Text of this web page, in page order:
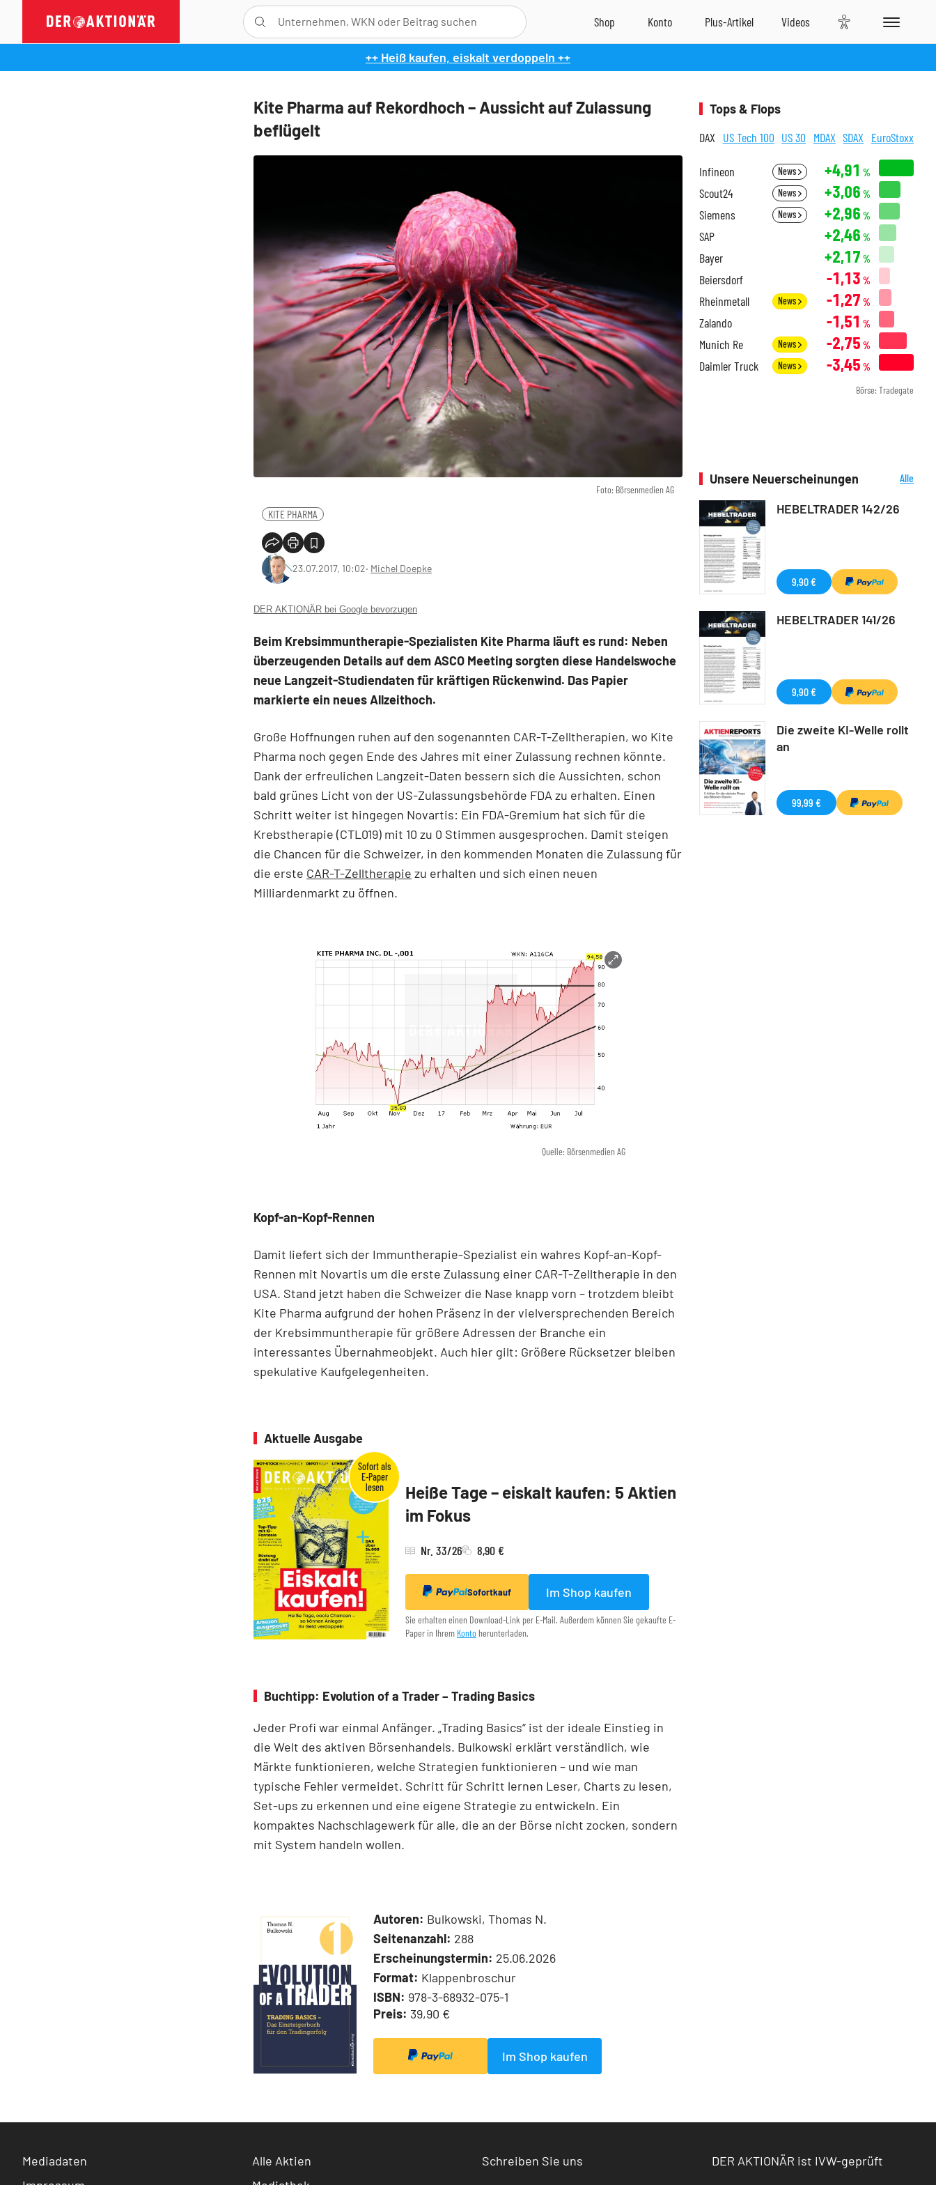
++ Heiß kaufen, eiskalt verdoppeln ++
Kite Pharma auf Rekordhoch – Aussicht auf Zulassung
beflügelt
Foto: Börsenmedien AG
KITE PHARMA
23.07.2017, 10:02‧ Michel Doepke
DER AKTIONÄR bei Google bevorzugen
Beim Krebsimmuntherapie-Spezialisten Kite Pharma läuft es rund: Neben
überzeugenden Details auf dem ASCO Meeting sorgten diese Handelswoche
neue Langzeit-Studiendaten für kräftigen Rückenwind. Das Papier
markierte ein neues Allzeithoch.
Große Hoffnungen ruhen auf den sogenannten CAR-T-Zelltherapien, wo Kite
Pharma noch gegen Ende des Jahres mit einer Zulassung rechnen könnte.
Dank der erfreulichen Langzeit-Daten bessern sich die Aussichten, schon
bald grünes Licht von der US-Zulassungsbehörde FDA zu erhalten. Einen
Schritt weiter ist hingegen Novartis: Ein FDA-Gremium hat sich für die
Krebstherapie (CTL019) mit 10 zu 0 Stimmen ausgesprochen. Damit steigen
die Chancen für die Schweizer, in den kommenden Monaten die Zulassung für
die erste CAR-T-Zelltherapie zu erhalten und sich einen neuen
Milliardenmarkt zu öffnen.
Quelle: Börsenmedien AG
Kopf-an-Kopf-Rennen
Damit liefert sich der Immuntherapie-Spezialist ein wahres Kopf-an-Kopf-
Rennen mit Novartis um die erste Zulassung einer CAR-T-Zelltherapie in den
USA. Stand jetzt haben die Schweizer die Nase knapp vorn – trotzdem bleibt
Kite Pharma aufgrund der hohen Präsenz in der vielversprechenden Bereich
der Krebsimmuntherapie für größere Adressen der Branche ein
interessantes Übernahmeobjekt. Auch hier gilt: Größere Rücksetzer bleiben
spekulative Kaufgelegenheiten.
Aktuelle Ausgabe
Heiße Tage – eiskalt kaufen: 5 Aktien
im Fokus
Nr. 33/26 8,90 €
Sofortkauf Im Shop kaufen
Sie erhalten einen Download-Link per E-Mail. Außerdem können Sie gekaufte E-
Paper in Ihrem Konto herunterladen.
Buchtipp: Evolution of a Trader – Trading Basics
Jeder Profi war einmal Anfänger. „Trading Basics“ ist der ideale Einstieg in
die Welt des aktiven Börsenhandels. Bulkowski erklärt verständlich, wie
Märkte funktionieren, welche Strategien funktionieren – und wie man
typische Fehler vermeidet. Schritt für Schritt lernen Leser, Charts zu lesen,
Set-ups zu erkennen und eine eigene Strategie zu entwickeln. Ein
kompaktes Nachschlagewerk für alle, die an der Börse nicht zocken, sondern
mit System handeln wollen.
Autoren: Bulkowski, Thomas N.
Seitenanzahl: 288
Erscheinungstermin: 25.06.2026
Format: Klappenbroschur
ISBN: 978-3-68932-075-1
Preis: 39,90 €
Im Shop kaufen
Tops & Flops
DAX US Tech 100 US 30 MDAX SDAX EuroStoxx
Infineon News +4,91 %
Scout24 News +3,06 %
Siemens News +2,96 %
SAP +2,46 %
Bayer +2,17 %
Beiersdorf -1,13 %
Rheinmetall News -1,27 %
Zalando -1,51 %
Munich Re News -2,75 %
Daimler Truck News -3,45 %
Börse: Tradegate
Unsere Neuerscheinungen
Alle
HEBELTRADER 142/26
9,90 €
HEBELTRADER 141/26
9,90 €
Die zweite KI-Welle rollt
an
99,99 €
Mediadaten
Alle Aktien
Schreiben Sie uns DER AKTIONÄR ist IVW-geprüft